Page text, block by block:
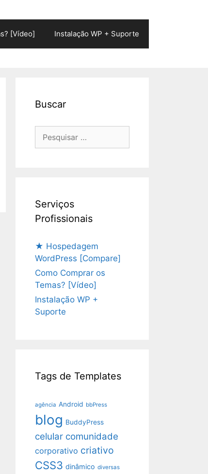
[Vídeo] Instalação WP + Suporte
Buscar
Serviços
Profissionais
★ Hospedagem
WordPress [Compare]
Como Comprar os
Temas? [Vídeo]
Instalação WP +
Suporte
Tags de Templates
agência Android bbPress
blog BuddyPress
celular comunidade
corporativo criativo
CSS3 dinâmico diversas